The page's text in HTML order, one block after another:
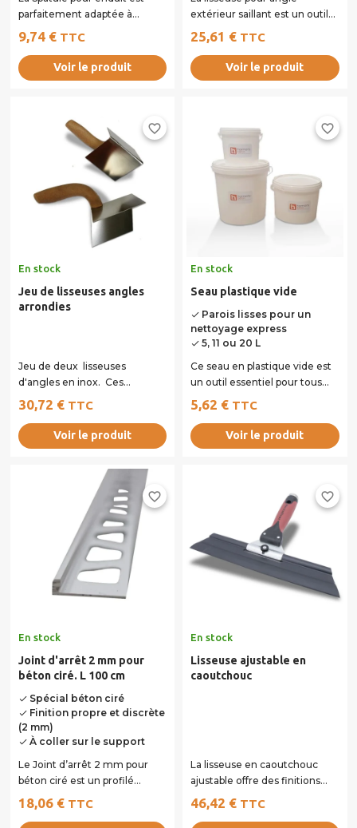
parfaitement adaptée à
l’application d’enduits
décoratifs ou...
9,74 € TTC
Voir le produit
extérieur saillant est un outil
conçu pour réaliser des
finitions...
25,61 € TTC
Voir le produit
favorite_border
En stock
Jeu de lisseuses angles
arrondies
Jeu de deux lisseuses
d'angles en inox. Ces
lisseuses vous faciliteront le
travail de...
30,72 € TTC
Voir le produit
favorite_border
En stock
Seau plastique vide
done Parois lisses pour un
nettoyage express
done 5, 11 ou 20 L
Ce seau en plastique vide est
un outil essentiel pour tous
vos travaux de chantier.
Robuste...
5,62 € TTC
Voir le produit
favorite_border
En stock
Joint d'arrêt 2 mm pour
béton ciré. L 100 cm
doneSpécial béton ciré
doneFinition propre et discrète
(2 mm)
doneÀ coller sur le support
Le Joint d’arrêt 2 mm pour
béton ciré est un profilé
aluminium de 100 cm de long
et 2 mm de...
18,06 € TTC
favorite_border
En stock
Lisseuse ajustable en
caoutchouc
La lisseuse en caoutchouc
ajustable offre des finitions
homogènes et une durabilité
accrue et...
46,42 € TTC